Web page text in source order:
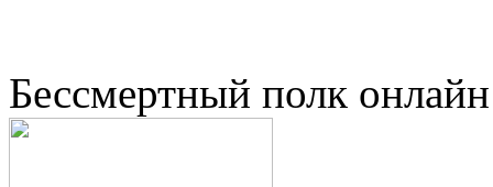
Бессмертный полк онлайн